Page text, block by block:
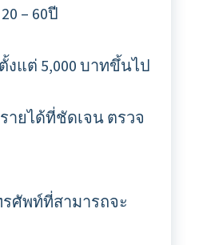
– 60ปี
งแต่ 5,000 บาทขึ้นไป
ายได้ที่ชัดเจน ตรวจ
ศัพท์ที่สามารถจะ